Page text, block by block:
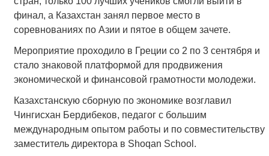
финал, а Казахстан занял первое место в
соревнованиях по Азии и пятое в общем зачете.
Мероприятие проходило в Греции со 2 по 3 сентября и
стало знаковой платформой для продвижения
экономической и финансовой грамотности молодежи.
Казахстанскую сборную по экономике возглавил
Чингисхан Бердибеков, педагог с большим
международным опытом работы и по совместительству
заместитель директора в Shoqan School.